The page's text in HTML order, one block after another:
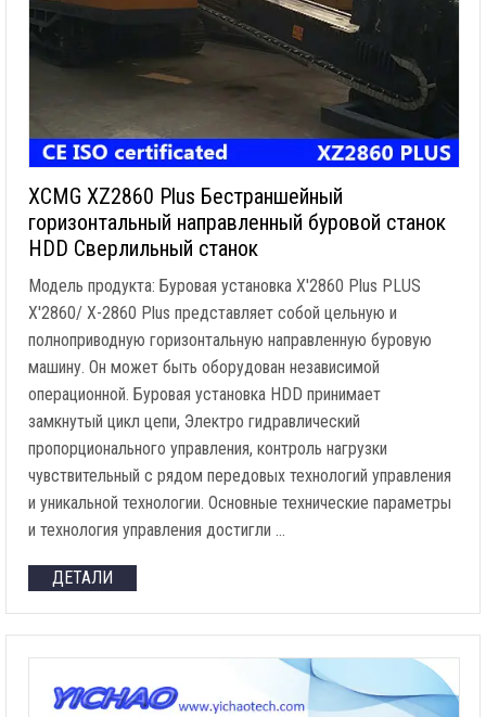
XCMG XZ2860 Plus Бестраншейный
горизонтальный направленный буровой станок
HDD Сверлильный станок
Модель продукта: Буровая установка X'2860 Plus PLUS
X'2860/ X-2860 Plus представляет собой цельную и
полноприводную горизонтальную направленную буровую
машину. Он может быть оборудован независимой
операционной. Буровая установка HDD принимает
замкнутый цикл цепи, Электро гидравлический
пропорционального управления, контроль нагрузки
чувствительный с рядом передовых технологий управления
и уникальной технологии. Основные технические параметры
и технология управления достигли …
ДЕТАЛИ